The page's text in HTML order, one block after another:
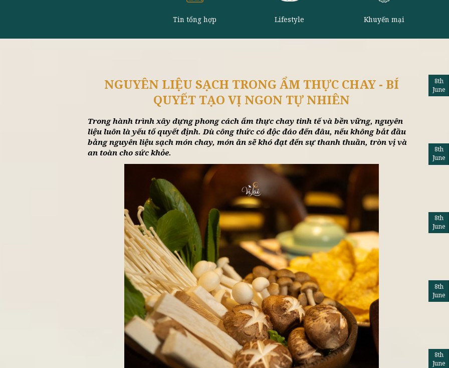
Tin tổng hợp Lifestyle
NGUYÊN LIỆU SẠCH TRONG ẨM THỰC CHAY
QUYẾT TẠO VỊ NGON TỰ NHIÊN
Trong hành trình xây dựng phong cách ẩm thực chay tinh tế và bền vững,
liệu luôn là yếu tố quyết định. Dù công thức có độc đáo đến đâu, nếu không
bằng nguyên liệu sạch món chay, món ăn sẽ khó đạt đến sự thanh thuần,
an toàn cho sức khỏe.